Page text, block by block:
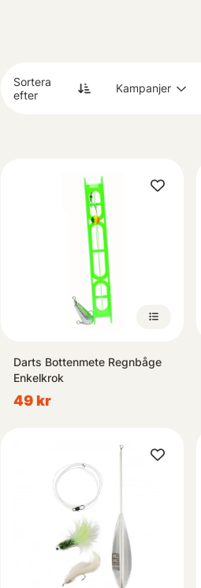
Sortera
efter
Kampanjer
Darts Bottenmete Regnbåge
Enkelkrok
49 kr